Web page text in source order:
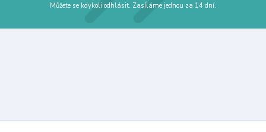
Můžete se kdykoli odhlásit. Zasíláme jednou za 14 dní.